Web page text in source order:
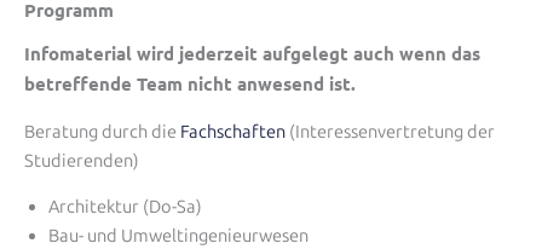
Programm
Infomaterial wird jederzeit aufgelegt auch wenn das
betreffende Team nicht anwesend ist.
Beratung durch die Fachschaften (Interessenvertretung der
Studierenden)
Architektur (Do-Sa)
Bau- und Umweltingenieurwesen